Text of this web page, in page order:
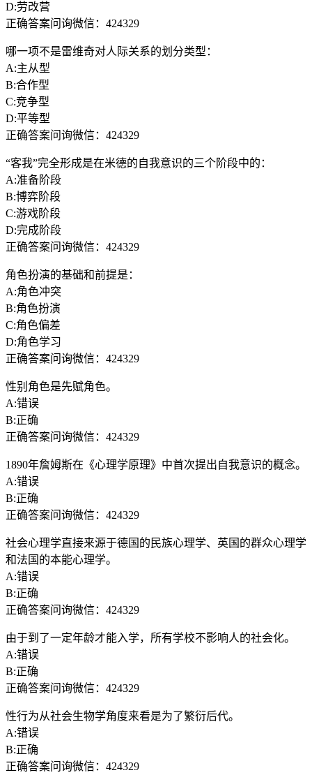
D:劳改营
正确答案问询微信：424329
哪一项不是雷维奇对人际关系的划分类型：
A:主从型
B:合作型
C:竞争型
D:平等型
正确答案问询微信：424329
“客我”完全形成是在米德的自我意识的三个阶段中的：
A:准备阶段
B:博弈阶段
C:游戏阶段
D:完成阶段
正确答案问询微信：424329
角色扮演的基础和前提是：
A:角色冲突
B:角色扮演
C:角色偏差
D:角色学习
正确答案问询微信：424329
性别角色是先赋角色。
A:错误
B:正确
正确答案问询微信：424329
1890年詹姆斯在《心理学原理》中首次提出自我意识的概念。
A:错误
B:正确
正确答案问询微信：424329
社会心理学直接来源于德国的民族心理学、英国的群众心理学
和法国的本能心理学。
A:错误
B:正确
正确答案问询微信：424329
由于到了一定年龄才能入学，所有学校不影响人的社会化。
A:错误
B:正确
正确答案问询微信：424329
性行为从社会生物学角度来看是为了繁衍后代。
A:错误
B:正确
正确答案问询微信：424329